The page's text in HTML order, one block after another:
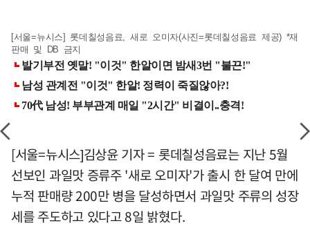
[서울=뉴시스] 롯데칠성음료, 새로 오미자(사진=롯데칠성음료 제공) *재
판매 및 DB 금지
[서울=뉴시스]김상윤 기자 = 롯데칠성음료는 지난 5월
선보인 과일맛 증류주 '새로 오미자'가 출시 한 달여 만에
누적 판매량 200만 병을 달성하면서 과일맛 주류의 성장
세를 주도하고 있다고 8일 밝혔다.